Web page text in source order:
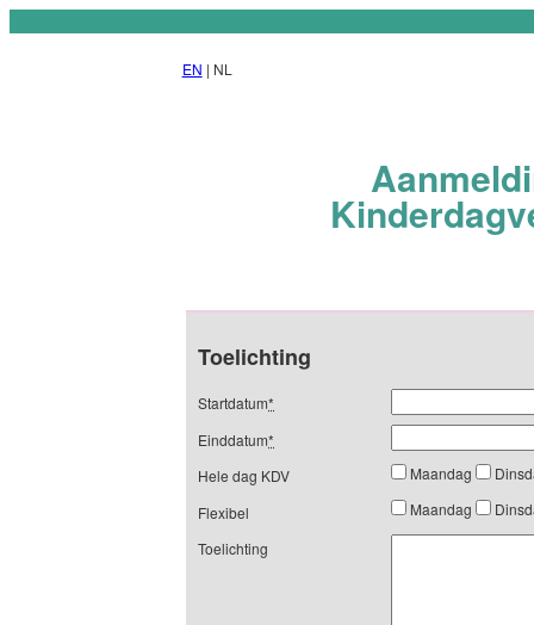
EN | NL
Toelichting
Startdatum*
Einddatum*
Hele dag KDV
Maandag
Flexibel
Maandag
Toelichting